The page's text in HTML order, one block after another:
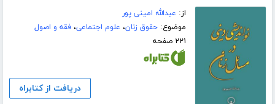
از: عبدالله امینی پور
موضوع:حقوق زنان، علوم اجتماعی،فقه و اصول
۲۲۱ صفحه
دریافت از کتابراه